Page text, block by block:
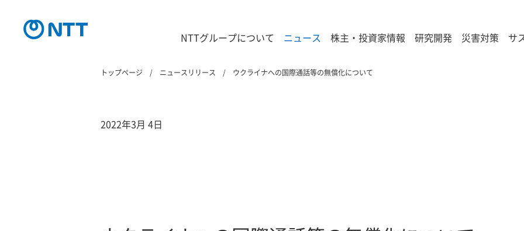
NTTグループについて ニュース 株主・投資家情報 研究開発 災害対策 サ
トップページ ニュースリリース ウクライナへの国際通話等の無償化について
2022年3月 4日